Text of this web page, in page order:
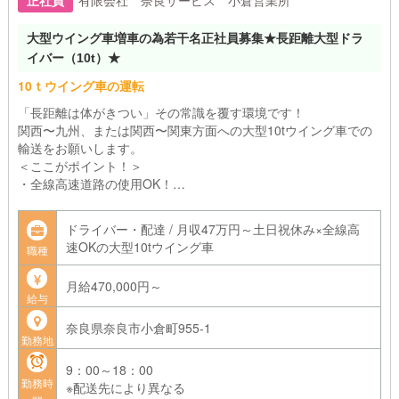
大型ウイング車増車の為若干名正社員募集★長距離大型ドラ
イバー（10t）★
10ｔウイング車の運転
「長距離は体がきつい」その常識を覆す環境です！
関西〜九州、または関西〜関東方面への大型10tウイング車での
輸送をお願いします。
＜ここがポイント！＞
・全線高速道路の使用OK！
のない運行計画を徹底しています。
・「手積み・手降ろし」の負担ほぼなし！
パレット輸送がメインのため、力仕事に自信がない方や、長く現
役を続けたい方も安心です。
・大型連休もとれる勤務体系
お盆・お正月などの時期には連休も取れるので、リフレッシュで
きますよ。
職種
ドライバー・配達 / 月収47万円～土日祝休み×全線高
速OKの大型10tウイング車
給与
月給470,000円～
勤務地
奈良県奈良市小倉町955-1
勤務時
9：00～18：00
※配送先により異なる